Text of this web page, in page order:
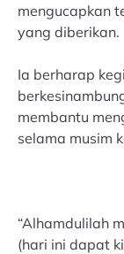
mengucapkan
yang diberikan.
Ia berharap
membantu
selama musim
“Alhamdulilah
(hari ini dapat